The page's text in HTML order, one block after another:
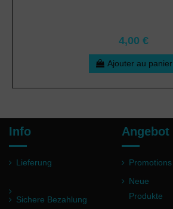
4,00 €
Ajouter au panier
Info
Lieferung
Sichere Bezahlung
Angebot
Promotions
Neue
Produkte